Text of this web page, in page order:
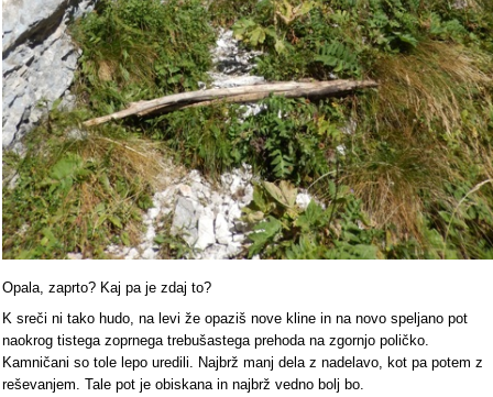
Opala, zaprto? Kaj pa je zdaj to?
K sreči ni tako hudo, na levi že opaziš nove kline in na novo speljano pot
naokrog tistega zoprnega trebušastega prehoda na zgornjo poličko.
Kamničani so tole lepo uredili. Najbrž manj dela z nadelavo, kot pa potem z
reševanjem. Tale pot je obiskana in najbrž vedno bolj bo.